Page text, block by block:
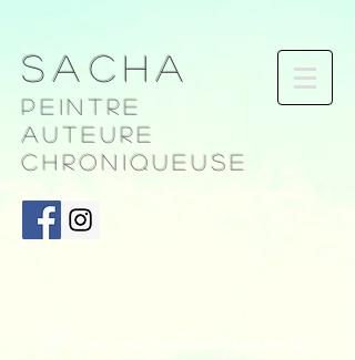
Sacha
Peintre
AUTEURE
chroniqueuse